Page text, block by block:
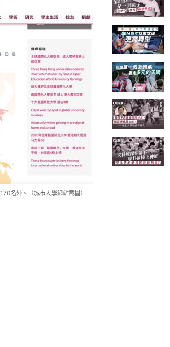
名外。（城市大學網站截圖）